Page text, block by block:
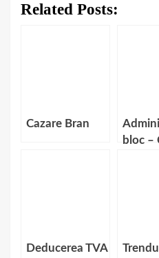
Related Posts:
Cazare Bran
bloc –
Deducerea TVA